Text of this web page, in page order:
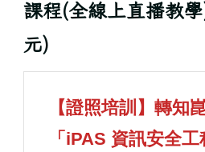
課程(全線上直播教
元)
【證照培訓】轉知
「iPAS 資訊安全工